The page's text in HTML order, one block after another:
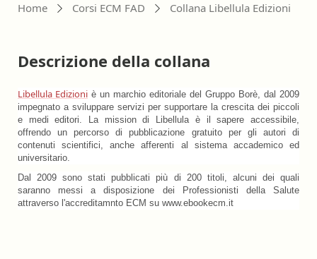
Home Corsi ECM FAD Collana Libellula Edizioni
Descrizione della collana
Libellula Edizioni è un marchio editoriale del Gruppo Borè, dal 2009
impegnato a sviluppare servizi per supportare la crescita dei piccoli
e medi editori. La mission di Libellula è il sapere accessibile,
offrendo un percorso di pubblicazione gratuito per gli autori di
contenuti scientifici, anche afferenti al sistema accademico ed
universitario.
Dal 2009 sono stati pubblicati più di 200 titoli, alcuni dei quali
saranno messi a disposizione dei Professionisti della Salute
attraverso l'accreditamnto ECM su www.ebookecm.it